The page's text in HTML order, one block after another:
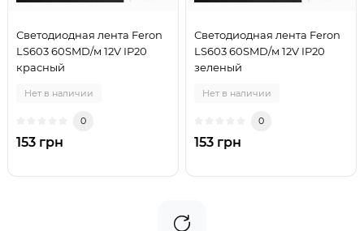
Светодиодная лента Feron
LS603 60SMD/м 12V IP20
красный
Нет в наличии
0
153 грн
Светодиодная лента Feron
LS603 60SMD/м 12V IP20
зеленый
Нет в наличии
0
153 грн